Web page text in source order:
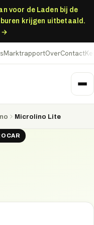
voor de Laden bij de
buren krijgen uitbetaald.
→
MarktrapportOverContact
Microlino Lite